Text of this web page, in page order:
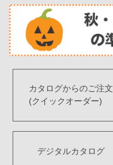
カタログからのご注文
(クイックオーダー)
デジタルカタログ